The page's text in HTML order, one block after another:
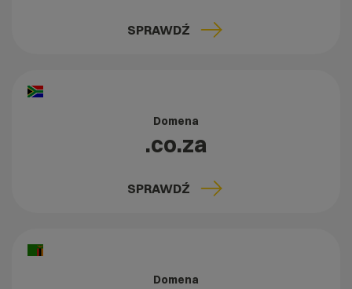
SPRAWDŹ
Domena
.co.za
SPRAWDŹ
Domena